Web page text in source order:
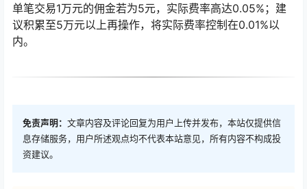
单笔交易1万元的佣金若为5元，实际费率高达0.05%；建
议积累至5万元以上再操作，将实际费率控制在0.01%以
内。
免责声明： 文章内容及评论回复为用户上传并发布，本站仅提供信
息存储服务，用户所述观点均不代表本站意见，所有内容不构成投
资建议。